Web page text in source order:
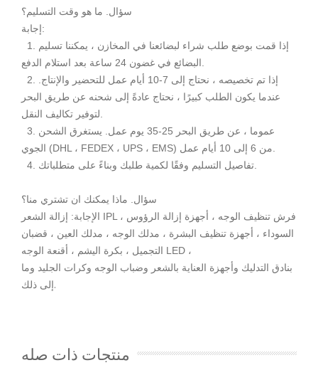
سؤال. ما هو وقت التسليم؟
إجابة:
1. إذا قمت بوضع طلب شراء لبضائعنا في المخازن ، يمكننا تسليم
2. إذا تم تخصيصه ، نحتاج إلى 7-10 أيام عمل للتحضير والإنتاج.
عندما يكون الطلب كبيرًا ، نحتاج عادةً إلى شحنه عن طريق البحر
3. عموما ، عن طريق البحر 25-35 يوم عمل. يستغرق الشحن
سؤال. ماذا يمكنك ان تشتري منا؟
الإجابة: إزالة الشعر IPL ، فرش تنظيف الوجه ، أجهزة إزالة الرؤوس
السوداء ، أجهزة تنظيف البشرة ، مدلك الوجه ، مدلك العين ، قضبان
التجميل ، بكرة اليشم ، أقنعة الوجه LED ،
بنادق التدليك وأجهزة العناية بالشعر وضباب الوجه وكرات الجليد وما
إلى ذلك .
منتجات ذات صله